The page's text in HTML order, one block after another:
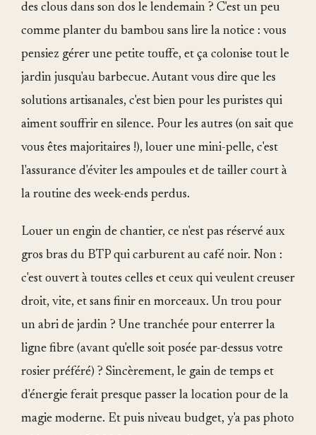
des clous dans son dos le lendemain ? C'est un peu
comme planter du bambou sans lire la notice : vous
pensiez gérer une petite touffe, et ça colonise tout le
jardin jusqu'au barbecue. Autant vous dire que les
solutions artisanales, c'est bien pour les puristes qui
aiment souffrir en silence. Pour les autres (on sait que
vous êtes majoritaires !), louer une mini-pelle, c'est
l'assurance d'éviter les ampoules et de tailler court à
la routine des week-ends perdus.
Louer un engin de chantier, ce n'est pas réservé aux
gros bras du BTP qui carburent au café noir. Non :
c'est ouvert à toutes celles et ceux qui veulent creuser
droit, vite, et sans finir en morceaux. Un trou pour
un abri de jardin ? Une tranchée pour enterrer la
ligne fibre (avant qu'elle soit posée par-dessus votre
rosier préféré) ? Sincèrement, le gain de temps et
d'énergie ferait presque passer la location pour de la
magie moderne. Et puis niveau budget, y'a pas photo